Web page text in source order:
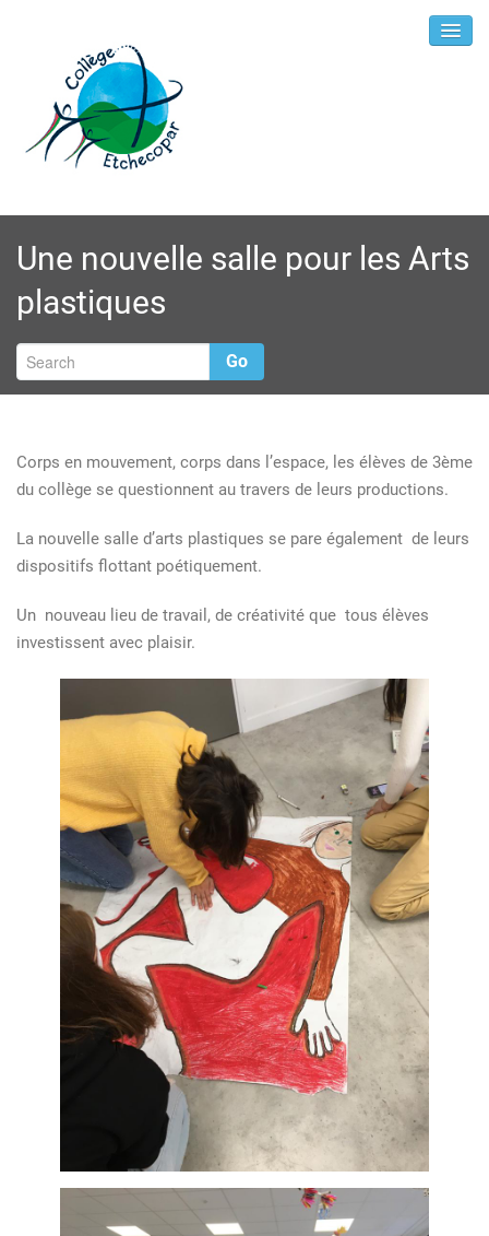
Une nouvelle salle pour les Arts
plastiques
Go
Corps en mouvement, corps dans l’espace, les élèves de 3ème
du collège se questionnent au travers de leurs productions.
La nouvelle salle d’arts plastiques se pare également de leurs
dispositifs flottant poétiquement.
Un nouveau lieu de travail, de créativité que tous élèves
investissent avec plaisir.